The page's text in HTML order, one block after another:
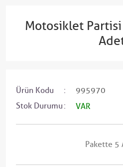
Motosiklet Partisi
Ürün Kodu
995970
Stok Durumu
VAR
Pakette 5